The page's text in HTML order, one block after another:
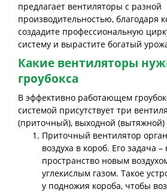
предлагает вентиляторы с разной
производительностью, благодаря
создадите профессиональную
систему и вырастите богатый
Какие вентиляторы
гроубокса
В эффективно работающем
системой присутствует три
(приточный), выходной
Приточный вентилятор
воздуха в короб. Его задача
пространство новым
углекислым газом. Такое
у подножия короба, чтобы